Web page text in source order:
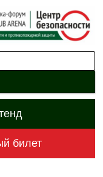
безопасности и
Минск, пр. Победителей,
билет